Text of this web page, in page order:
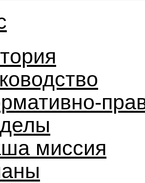
миссия